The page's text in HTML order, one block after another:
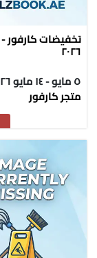
٢٠٢٦
٥ مايو - ١٤ مايو ٢٠٢٦
متجر كارفور